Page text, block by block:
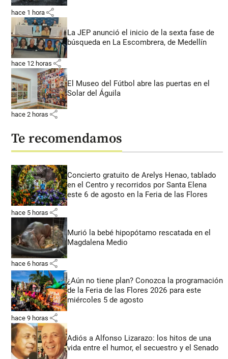
hace 1 hora share
La JEP anunció el inicio de la sexta fase de
búsqueda en La Escombrera, de Medellín
hace 12 horas share
El Museo del Fútbol abre las puertas en el
Solar del Águila
hace 2 horas share
Te recomendamos
Concierto gratuito de Arelys Henao, tablado
en el Centro y recorridos por Santa Elena
este 6 de agosto en la Feria de las Flores
hace 5 horas share
Murió la bebé hipopótamo rescatada en el
Magdalena Medio
hace 6 horas share
¿Aún no tiene plan? Conozca la programación
de la Feria de las Flores 2026 para este
miércoles 5 de agosto
hace 9 horas share
Adiós a Alfonso Lizarazo: los hitos de una
vida entre el humor, el secuestro y el Senado